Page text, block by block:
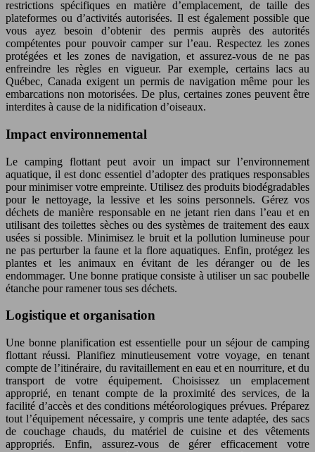
restrictions spécifiques en matière d’emplacement, de taille des
plateformes ou d’activités autorisées. Il est également possible que
vous ayez besoin d’obtenir des permis auprès des autorités
compétentes pour pouvoir camper sur l’eau. Respectez les zones
protégées et les zones de navigation, et assurez-vous de ne pas
enfreindre les règles en vigueur. Par exemple, certains lacs au
Québec, Canada exigent un permis de navigation même pour les
embarcations non motorisées. De plus, certaines zones peuvent être
interdites à cause de la nidification d’oiseaux.
Impact environnemental
Le camping flottant peut avoir un impact sur l’environnement
aquatique, il est donc essentiel d’adopter des pratiques responsables
pour minimiser votre empreinte. Utilisez des produits biodégradables
pour le nettoyage, la lessive et les soins personnels. Gérez vos
déchets de manière responsable en ne jetant rien dans l’eau et en
utilisant des toilettes sèches ou des systèmes de traitement des eaux
usées si possible. Minimisez le bruit et la pollution lumineuse pour
ne pas perturber la faune et la flore aquatiques. Enfin, protégez les
plantes et les animaux en évitant de les déranger ou de les
endommager. Une bonne pratique consiste à utiliser un sac poubelle
étanche pour ramener tous ses déchets.
Logistique et organisation
Une bonne planification est essentielle pour un séjour de camping
flottant réussi. Planifiez minutieusement votre voyage, en tenant
compte de l’itinéraire, du ravitaillement en eau et en nourriture, et du
transport de votre équipement. Choisissez un emplacement
approprié, en tenant compte de la proximité des services, de la
facilité d’accès et des conditions météorologiques prévues. Préparez
tout l’équipement nécessaire, y compris une tente adaptée, des sacs
de couchage chauds, du matériel de cuisine et des vêtements
appropriés. Enfin, assurez-vous de gérer efficacement votre